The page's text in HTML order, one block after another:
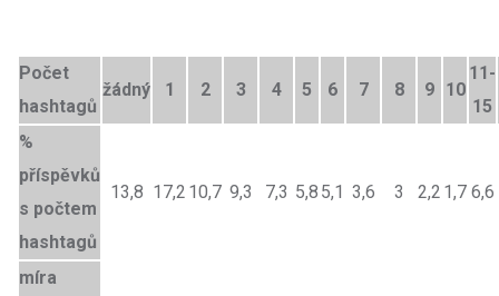
Počet
hashtagů
žádný 1 2 3 4 5 6 7 8 9 10
11-
15
%
příspěvků
s počtem
hashtagů
13,8 17,2 10,7 9,3 7,3 5,8 5,1 3,6 3 2,2 1,7 6,6
míra